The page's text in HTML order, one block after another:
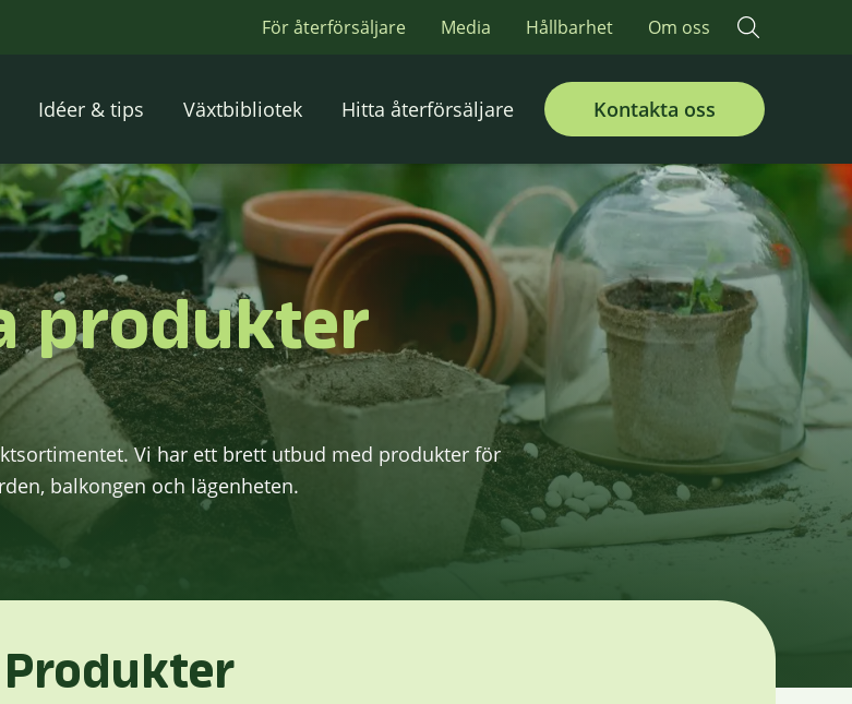
För återförsäljare Media Hållbarhet Om oss
Idéer & tips Växtbibliotek Hitta återförsäljare Kontakta oss
produkter
Vi har ett brett utbud med produkter för
balkongen och lägenheten.
Produkter